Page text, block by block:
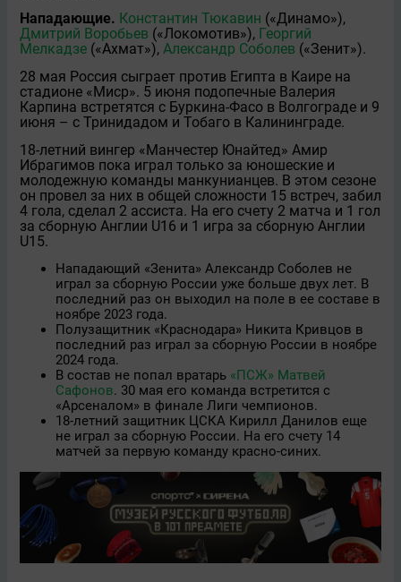
Нападающие. Константин Тюкавин («Динамо»),
Дмитрий Воробьев («Локомотив»), Георгий
Мелкадзе («Ахмат»), Александр Соболев («Зенит»).
28 мая Россия сыграет против Египта в Каире на
стадионе «Миср». 5 июня подопечные Валерия
Карпина встретятся с Буркина-Фасо в Волгограде и 9
июня – с Тринидадом и Тобаго в Калининграде.
18-летний вингер «Манчестер Юнайтед» Амир
Ибрагимов пока играл только за юношеские и
молодежную команды манкунианцев. В этом сезоне
он провел за них в общей сложности 15 встреч, забил
4 гола, сделал 2 ассиста. На его счету 2 матча и 1 гол
за сборную Англии U16 и 1 игра за сборную Англии
U15.
Нападающий «Зенита» Александр Соболев не
играл за сборную России уже больше двух лет. В
последний раз он выходил на поле в ее составе в
ноябре 2023 года.
Полузащитник «Краснодара» Никита Кривцов в
последний раз играл за сборную России в ноябре
2024 года.
В состав не попал вратарь «ПСЖ» Матвей
Сафонов. 30 мая его команда встретится с
«Арсеналом» в финале Лиги чемпионов.
18-летний защитник ЦСКА Кирилл Данилов еще
не играл за сборную России. На его счету 14
матчей за первую команду красно-синих.